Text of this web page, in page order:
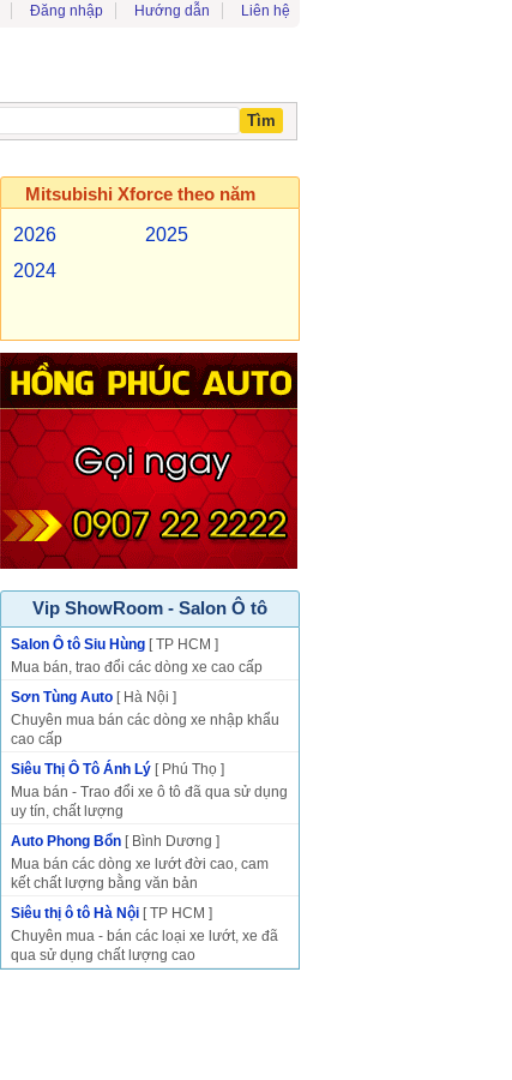
Đăng nhập Hướng dẫn Liên hệ
Mitsubishi Xforce theo năm
2026
2025
2024
Vip ShowRoom - Salon Ô tô
Salon Ô tô Siu Hùng [ TP HCM ]
Mua bán, trao đổi các dòng xe cao cấp
Sơn Tùng Auto [ Hà Nội ]
Chuyên mua bán các dòng xe nhập khẩu
cao cấp
Siêu Thị Ô Tô Ánh Lý [ Phú Thọ ]
Mua bán - Trao đổi xe ô tô đã qua sử dụng
uy tín, chất lượng
Auto Phong Bổn [ Bình Dương ]
Mua bán các dòng xe lướt đời cao, cam
kết chất lượng bằng văn bản
Siêu thị ô tô Hà Nội [ TP HCM ]
Chuyên mua - bán các loại xe lướt, xe đã
qua sử dụng chất lượng cao